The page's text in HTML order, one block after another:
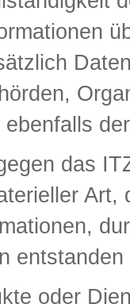
ebenfalls
das
oder